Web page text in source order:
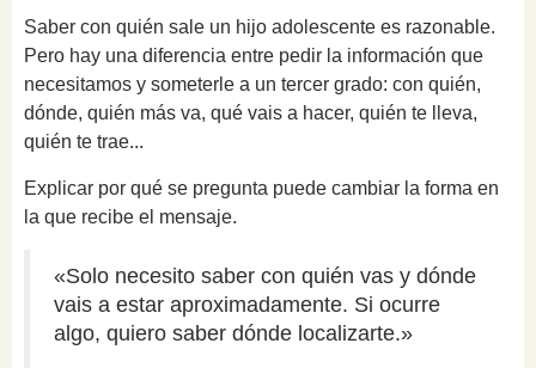
Saber con quién sale un hijo adolescente es razonable.
Pero hay una diferencia entre pedir la información que
necesitamos y someterle a un tercer grado: con quién,
dónde, quién más va, qué vais a hacer, quién te lleva,
quién te trae...
Explicar por qué se pregunta puede cambiar la forma en
la que recibe el mensaje.
«Solo necesito saber con quién vas y dónde
vais a estar aproximadamente. Si ocurre
algo, quiero saber dónde localizarte.»